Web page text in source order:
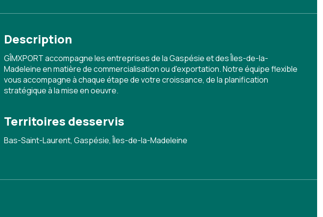
Description
GÎMXPORT accompagne les entreprises de la Gaspésie et des Îles-de-la-
Madeleine en matière de commercialisation ou d'exportation. Notre équipe flexible
vous accompagne à chaque étape de votre croissance, de la planification
stratégique à la mise en oeuvre.
Territoires desservis
Bas-Saint-Laurent, Gaspésie, Îles-de-la-Madeleine